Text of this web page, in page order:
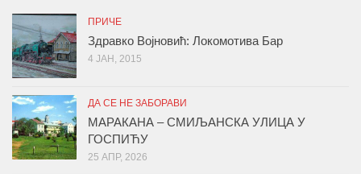
ПРИЧЕ
Здравко Војновић: Локомотива Бар
4 ЈАН, 2015
ДА СЕ НЕ ЗАБОРАВИ
МАРАКАНА – СМИЉАНСКА УЛИЦА У
ГОСПИЋУ
25 АПР, 2026